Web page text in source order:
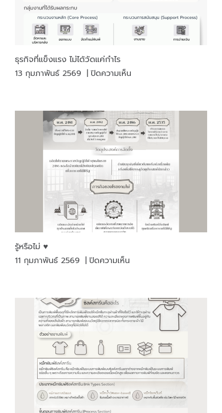
ธุรกิจที่แข็งแรง ไม่ได้วัดแค่กำไร
13 กุมภาพันธ์ 2569 | ปิดความเห็นบน
แข็ง
แรง
ไม่
แค่
กำไร
รู้หรือไม่ ♥️
11 กุมภาพันธ์ 2569 | ปิดความเห็นบน
♥️